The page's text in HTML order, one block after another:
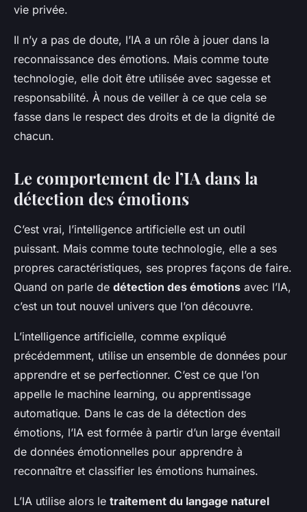
vie privée.
Il n’y a pas de doute, l’IA a un rôle à jouer dans la
reconnaissance des émotions. Mais comme toute
technologie, elle doit être utilisée avec sagesse et
responsabilité. À nous de veiller à ce que cela se
fasse dans le respect des droits et de la dignité de
chacun.
Le comportement de l’IA dans la
détection des émotions
C’est vrai, l’intelligence artificielle est un outil
puissant. Mais comme toute technologie, elle a ses
propres caractéristiques, ses propres façons de faire.
Quand on parle de détection des émotions avec l’IA,
c’est un tout nouvel univers que l’on découvre.
L’intelligence artificielle, comme expliqué
précédemment, utilise un ensemble de données pour
apprendre et se perfectionner. C’est ce que l’on
appelle le machine learning, ou apprentissage
automatique. Dans le cas de la détection des
émotions, l’IA est formée à partir d’un large éventail
de données émotionnelles pour apprendre à
reconnaître et classifier les émotions humaines.
L’IA utilise alors le traitement du langage naturel